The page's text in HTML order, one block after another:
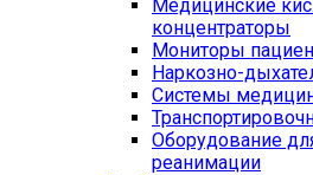
Медицинские
концентраторы
Мониторы
Наркозно-
Системы
Оборудование
реанимации